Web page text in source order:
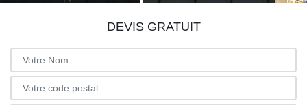
DEVIS GRATUIT